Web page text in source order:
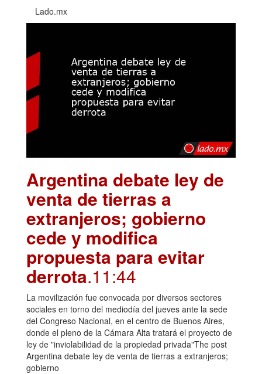
Lado.mx
Argentina debate ley de
venta de tierras a
extranjeros; gobierno
cede y modifica
propuesta para evitar
derrota.11:44
La movilización fue convocada por diversos sectores
sociales en torno del mediodía del jueves ante la sede
del Congreso Nacional, en el centro de Buenos Aires,
donde el pleno de la Cámara Alta tratará el proyecto de
ley de "inviolabilidad de la propiedad privada"The post
Argentina debate ley de venta de tierras a extranjeros;
gobierno